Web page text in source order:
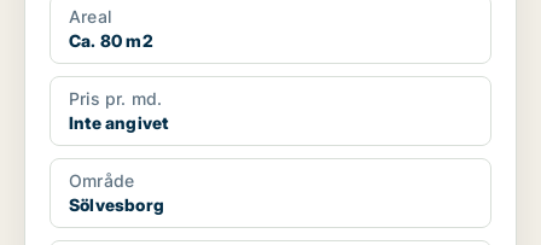
Areal
Ca. 80 m2
Pris pr. md.
Inte angivet
Område
Sölvesborg